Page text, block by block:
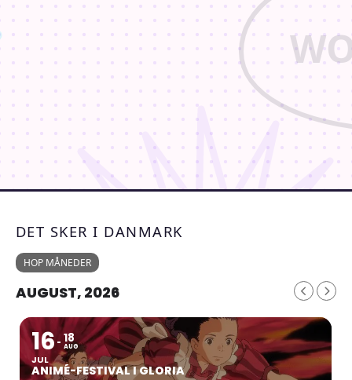
DET SKER I DANMARK
HOP MÅNEDER
AUGUST, 2026
16
JUL
18
AUG
ANIMÉ-FESTIVAL I GLORIA